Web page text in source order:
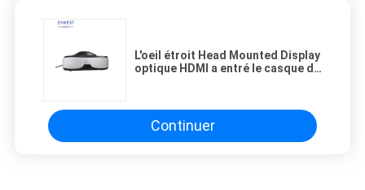
L'oeil étroit Head Mounted Display
optique HDMI a entré le casque du
Continuer